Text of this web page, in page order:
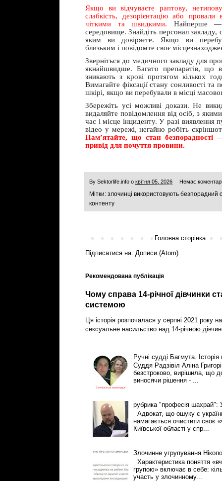
Якщо ви відчуваєте раптову,
слабкість, дезорієнтацію або
чіткими та швидкими. Найперше —
середовище. Знайдіть персонал закладу,
яким ви довіряєте. Якщо ви
близьким і повідомте своє
Зверніться до медичного закладу для
якнайшвидше. Багато препаратів, що
зникають з крові протягом кількох
Вимагайте фіксації стану сонливості та
шкірі, якщо ви перебували в місці
Збережіть усі можливі докази. Не
видаляйте повідомлення від осіб, з
час і місце інциденту. У разі виявлення
відео у мережі, негайно робіть
Пам’ятайте, що стан безпорадності
привід для почуття провини.
By Sektorlife.info о квітня 05, 2026 Немає
Мітки: злочинці використовують
контенту
Головна сторінка
Підписатися на: Дописи (Atom)
Рекомендована публікація
Чому справа 14-річної дівчинки
системою
Ця історія розпочалася у серпні 2021 року
сексуальне насильство над 14-річною
Ручні судді Багмута.
Суддя Радзівіл Аліна
безстроково, вирішила, що
виносячи рішення - ...
рубрика "професія шахрай":
Адвокат, що ошуку є
намагається очистити своє
Київської області у спр...
Злочинне угрупування
Характеристика поняття
групою» включає в себе:
участь у злочинному...